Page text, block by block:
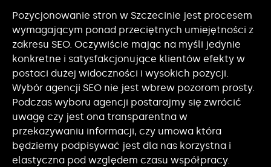
Pozycjonowanie stron w Szczecinie jest procesem
wymagającym ponad przeciętnych umiejętności z
zakresu SEO. Oczywiście mając na myśli jedynie
konkretne i satysfakcjonujące klientów efekty w
postaci dużej widoczności i wysokich pozycji.
Wybór agencji SEO nie jest wbrew pozorom prosty.
Podczas wyboru agencji postarajmy się zwrócić
uwagę czy jest ona transparentna w
przekazywaniu informacji, czy umowa która
będziemy podpisywać jest dla nas korzystna i
elastyczna pod względem czasu współpracy.